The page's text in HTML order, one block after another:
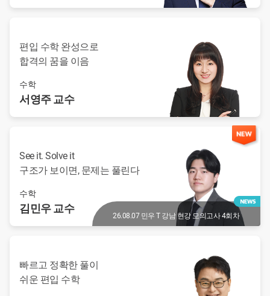
편입 수학 완성으로
합격의 꿈을 이음
수학
서영주교수
See it. Solve it
구조가 보이면, 문제는 풀린다
수학
김민우교수
26.08.07 민우 T 강남 현강 모의고사 4회차
빠르고 정확한 풀이
쉬운 편입 수학